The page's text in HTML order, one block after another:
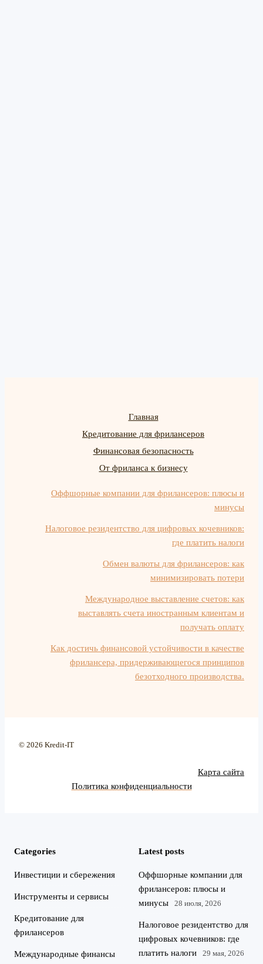
Главная
Кредитование для фрилансеров
Финансовая безопасность
От фриланса к бизнесу
Оффшорные компании для фрилансеров: плюсы и
минусы
Налоговое резидентство для цифровых кочевников:
где платить налоги
Обмен валюты для фрилансеров: как
минимизировать потери
Международное выставление счетов: как
выставлять счета иностранным клиентам и
получать оплату
Как достичь финансовой устойчивости в качестве
фрилансера, придерживающегося принципов
безотходного производства.
© 2026 Kredit-IT
Карта сайта
Политика конфиденциальности
Categories
Инвестиции и сбережения
Инструменты и сервисы
Кредитование для
фрилансеров
Международные финансы
Latest posts
Оффшорные компании для
фрилансеров: плюсы и
минусы
28 июля, 2026
Налоговое резидентство для
цифровых кочевников: где
платить налоги
29 мая, 2026